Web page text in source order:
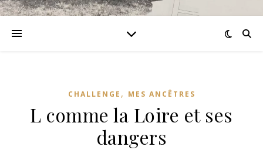
CHALLENGE , MES ANCÊTRES
L comme la Loire et ses
dangers